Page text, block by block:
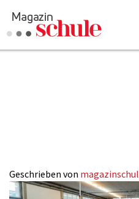
Impressum
Geschrieben von